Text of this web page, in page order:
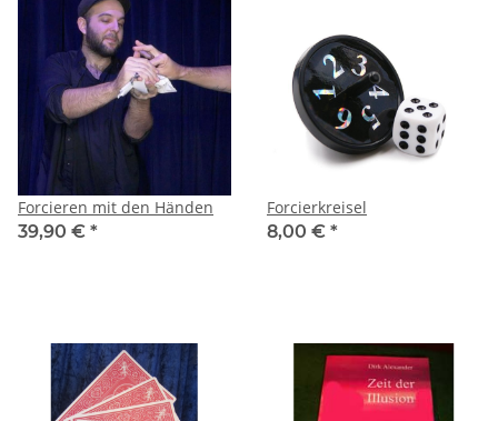
Forcieren mit den Händen
39,90 € *
Forcierkreisel
8,00 € *